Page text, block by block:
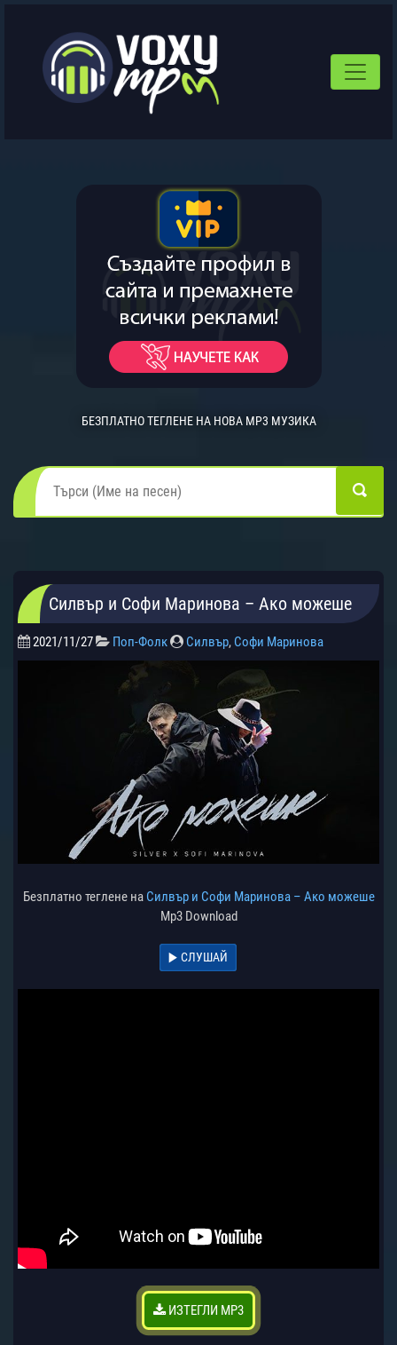
БЕЗПЛАТНО ТЕГЛЕНЕ НА НОВА MP3 МУЗИКА
Силвър и Софи Маринова – Ако можеше
2021/11/27 Поп-Фолк Силвър, Софи Маринова
Безплатно теглене на Силвър и Софи Маринова – Ако можеше
Mp3 Download
СЛУШАЙ
ИЗТЕГЛИ MP3